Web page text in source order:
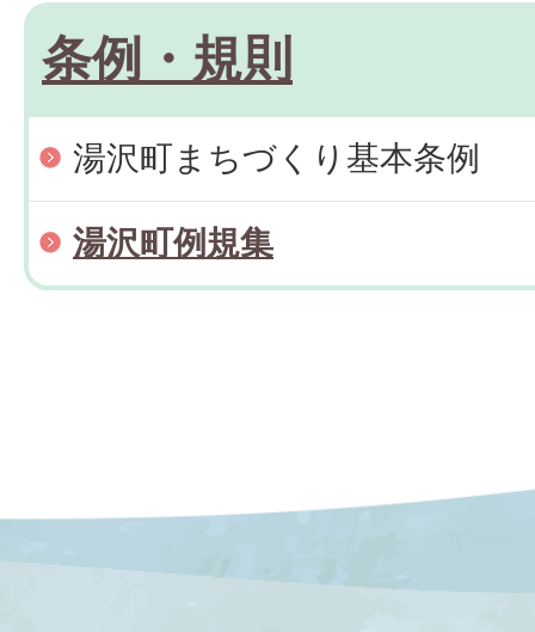
条例・規則
湯沢町まちづくり基本条例
湯沢町例規集